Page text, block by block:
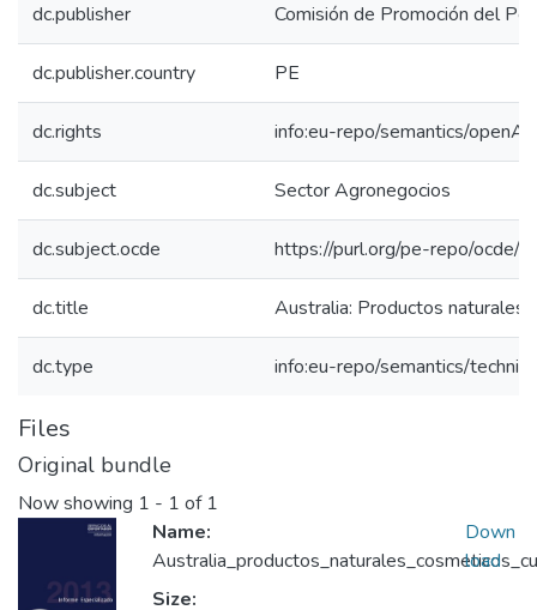
dc.publisher Comisión de Promoción del
dc.publisher.country PE
dc.rights info:eu-repo/semantics/
dc.subject Sector Agronegocios
dc.subject.ocde https://purl.org/pe-repo/ocde/
dc.title Australia: Productos naturales
dc.type info:eu-repo/semantics/
Files
Original bundle
Now showing 1 - 1 of 1
Name:
Size:
Down
load